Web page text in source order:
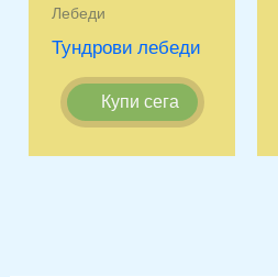
Лебеди
Тундрови лебеди
Купи сега